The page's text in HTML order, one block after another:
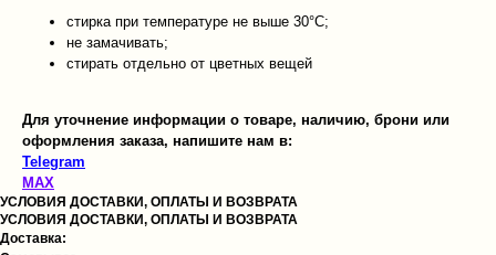
стирка при температуре не выше 30°C;
не замачивать;
стирать отдельно от цветных вещей
Для уточнение информации о товаре, наличию, брони или
оформления заказа, напишите нам в:
Telegram
MAX
УСЛОВИЯ ДОСТАВКИ, ОПЛАТЫ И ВОЗВРАТА
УСЛОВИЯ ДОСТАВКИ, ОПЛАТЫ И ВОЗВРАТА
Доставка: